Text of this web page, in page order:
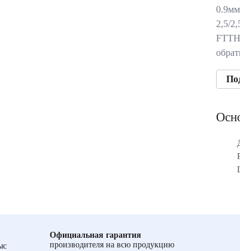
2,5/
Официальная гарантия
производителя на всю продукцию